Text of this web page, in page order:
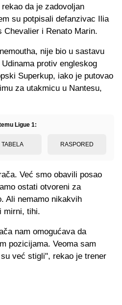
da je zadovoljan
su potpisali defanzivac Ilia
Chevalier i Renato Marin.
nije bio u sastavu
protiv engleskog
Superkup, iako je putovao
za utakmicu u Nantesu,
Ligue 1:
TABELA RASPORED
Već smo obavili posao
ostati otvoreni za
Ali nemamo nikakvih
mirni, tihi.
nam omogućava da
pozicijama. Veoma sam
već stigli", rekao je trener